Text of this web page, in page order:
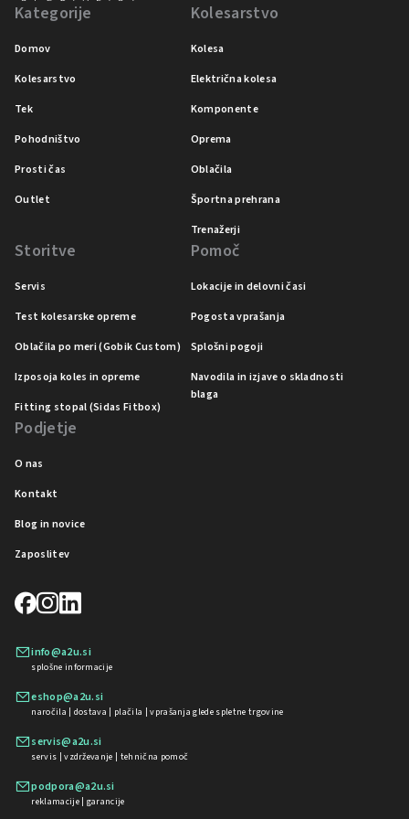
Kategorije
Domov
Kolesarstvo
Tek
Pohodništvo
Prosti čas
Outlet
Kolesarstvo
Kolesa
Električna kolesa
Komponente
Oprema
Oblačila
Športna prehrana
Trenažerji
Storitve
Servis
Test kolesarske opreme
Oblačila po meri (Gobik Custom)
Izposoja koles in opreme
Fitting stopal (Sidas Fitbox)
Pomoč
Lokacije in delovni časi
Pogosta vprašanja
Splošni pogoji
Navodila in izjave o skladnosti
blaga
Podjetje
O nas
Kontakt
Blog in novice
Zaposlitev
info@a2u.si
splošne informacije
eshop@a2u.si
naročila | dostava | plačila | vprašanja glede spletne trgovine
servis@a2u.si
servis | vzdrževanje | tehnična pomoč
podpora@a2u.si
reklamacije | garancije